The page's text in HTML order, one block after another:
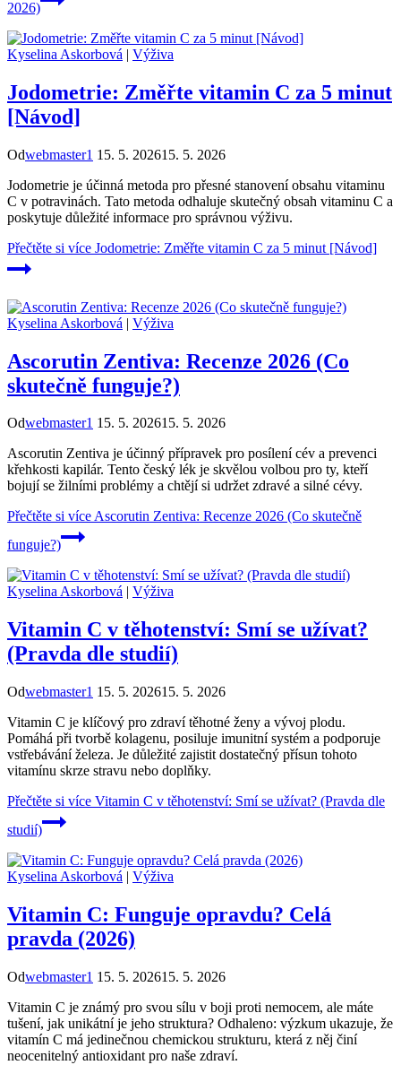
2026)
Kyselina Askorbová | Výživa
Jodometrie: Změřte vitamin C za 5 minut
[Návod]
Odwebmaster1 15. 5. 202615. 5. 2026
Jodometrie je účinná metoda pro přesné stanovení obsahu vitaminu
C v potravinách. Tato metoda odhaluje skutečný obsah vitaminu C a
poskytuje důležité informace pro správnou výživu.
Přečtěte si více Jodometrie: Změřte vitamin C za 5 minut [Návod]
Kyselina Askorbová | Výživa
Ascorutin Zentiva: Recenze 2026 (Co
skutečně funguje?)
Odwebmaster1 15. 5. 202615. 5. 2026
Ascorutin Zentiva je účinný přípravek pro posílení cév a prevenci
křehkosti kapilár. Tento český lék je skvělou volbou pro ty, kteří
bojují se žilními problémy a chtějí si udržet zdravé a silné cévy.
Přečtěte si víceAscorutin Zentiva: Recenze 2026 (Co skutečně
funguje?)
Kyselina Askorbová Výživa
Vitamin C v těhotenství: Smí se užívat?
(Pravda dle studií)
Odwebmaster1 15. 5. 202615. 5. 2026
Vitamin C je klíčový pro zdraví těhotné ženy a vývoj plodu.
Pomáhá při tvorbě kolagenu, posiluje imunitní systém a podporuje
vstřebávání železa. Je důležité zajistit dostatečný přísun tohoto
vitamínu skrze stravu nebo doplňky.
Přečtěte si více Vitamin C v těhotenství: Smí se užívat? (Pravda dle
studií)
Kyselina Askorbová | Výživa
Vitamin C: Funguje opravdu? Celá
pravda (2026)
Odwebmaster1 15. 5. 202615. 5. 2026
Vitamin C je známý pro svou sílu v boji proti nemocem, ale máte
tušení, jak unikátní je jeho struktura? Odhaleno: výzkum ukazuje, že
vitamín C má jedinečnou chemickou strukturu, která z něj činí
neocenitelný antioxidant pro naše zdraví.